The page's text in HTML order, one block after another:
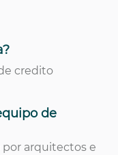
credito
de
arquitectos e